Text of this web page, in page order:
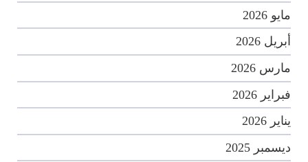
مايو 2026
أبريل 2026
مارس 2026
فبراير 2026
يناير 2026
ديسمبر 2025